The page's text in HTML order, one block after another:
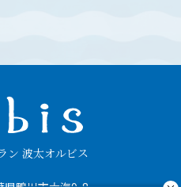
ン 波太オルビス